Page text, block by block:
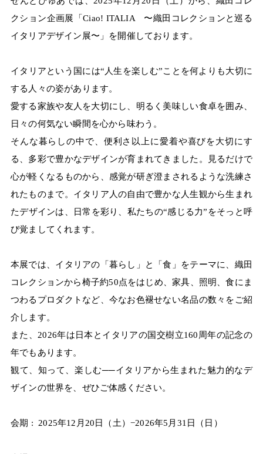
クション企画展「Ciao! ITALIA 〜織田コレクションと巡る
イタリアデザイン展〜」を開催しております。
イタリアという国には“人生を楽しむ”ことを何よりも大切に
する人々の姿があります。
愛する家族や友人を大切にし、明るく美味しい食卓を囲み、
日々の何気ない瞬間を心から味わう。
そんな暮らしの中で、便利さ以上に愛着や喜びを大切にす
る、多彩で豊かなデザインが育まれてきました。見るだけで
心が軽くなるものから、感覚が研ぎ澄まされるような洗練さ
れたものまで。イタリア人の自由で豊かな人生観から生まれ
たデザインは、日常を彩り、私たちの“感じる力”をそっと呼
び覚ましてくれます。
本展では、イタリアの「暮らし」と「食」をテーマに、織田
コレクションから椅子約50点をはじめ、家具、照明、食にま
つわるプロダクトなど、今なお色褪せない名品の数々をご紹
介します。
また、2026年は日本とイタリアの国交樹立160周年の記念の
年でもあります。
観て、知って、楽しむ──イタリアから生まれた魅力的なデ
ザインの世界を、ぜひご体感ください。
会期 : 2025年12月20日（土）­­−2026年5月31日（日）